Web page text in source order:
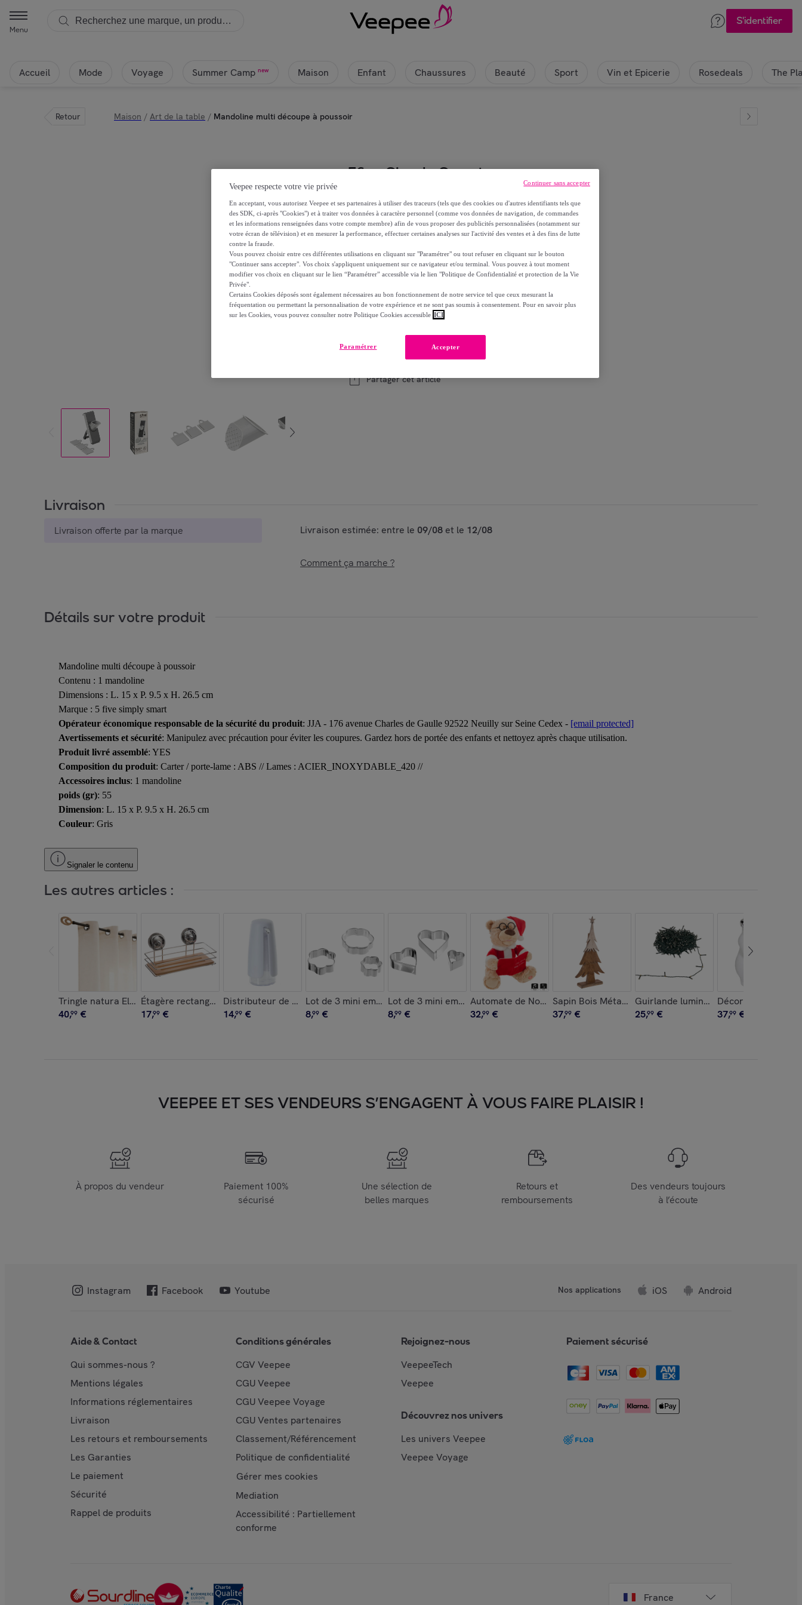
Menu
S'identifier
Accueil Mode Voyage Summer Camp new Maison Enfant Chaussures Beauté Sport Vin et Epicerie Rosedeals The
Retour Maison / Art de la table / Mandoline multi découpe à poussoir
5five Simply Smart
Mandoline multi découpe à poussoir
22,99 €
Modèle : Mandoline multi découpe à poussoir
1 Ajouter au panier
Vendu par Decoration Brands
Partager cet article
Livraison
Livraison offerte par la marque Livraison estimée: entre le 09/08 et le 12/08
Comment ça marche ?
Détails sur votre produit
Mandoline multi découpe à poussoir
Contenu : 1 mandoline
Dimensions : L. 15 x P. 9.5 x H. 26.5 cm
Marque : 5 five simply smart
Opérateur économique responsable de la sécurité du produit: JJA - 176 avenue Charles de Gaulle 92522 Neuilly sur Seine Cedex - [email protected]
Avertissements et sécurité: Manipulez avec précaution pour éviter les coupures. Gardez hors de portée des enfants et nettoyez après chaque utilisation.
Produit livré assemblé: YES
Composition du produit: Carter / porte-lame : ABS // Lames : ACIER_INOXYDABLE_420 //
Accessoires inclus: 1 mandoline
poids (gr): 55
Dimension: L. 15 x P. 9.5 x H. 26.5 cm
Couleur: Gris
Signaler le contenu
Les autres articles :
Tringle natura Elli210-380, noir en métal
40,99 €
Étagère rectangulaire chrome en métal et bambou
17,99 €
Distributeur de Savon Boreal
14,99 €
Lot de 3 mini emporte pièces
8,99 €
Lot de 3 mini emporte pièces
8,99 €
Automate de Noël Ours qui lit
32,99 €
Sapin Bois Métal Piqué
37,99 €
Guirlande lumineuse extérieure
25,99 € 37,99 €
VEEPEE ET SES VENDEURS S’ENGAGENT À VOUS FAIRE PLAISIR !
À propos du vendeur
Paiement 100%
sécurisé
Une sélection de
belles marques
Retours et
remboursements
Des vendeurs toujours
à l’écoute
Instagram Facebook Youtube Nos applications iOS Android
Aide & Contact
Qui sommes-nous ?
Mentions légales
Informations réglementaires
Livraison
Les retours et remboursements
Les Garanties
Le paiement
Sécurité
Rappel de produits
Conditions générales
CGV Veepee
CGU Veepee
CGU Veepee Voyage
CGU Ventes partenaires
Classement/Référencement
Politique de confidentialité
Gérer mes cookies
Mediation
Accessibilité : Partiellement
conforme
Rejoignez-nous
VeepeeTech
Veepee
Découvrez nos univers
Les univers Veepee
Veepee Voyage
Paiement sécurisé
France
Veepee respecte votre vie privée
En acceptant, vous autorisez Veepee et ses partenaires à utiliser des traceurs (tels que des cookies ou d'autres identifiants tels que
des SDK, ci-après "Cookies") et à traiter vos données à caractère personnel (comme vos données de navigation, de commandes
et les informations renseignées dans votre compte membre) afin de vous proposer des publicités personnalisées (notamment sur
votre écran de télévision) et en mesurer la performance, effectuer certaines analyses sur l'activité des ventes et à des fins de lutte
contre la fraude.
Vous pouvez choisir entre ces différentes utilisations en cliquant sur "Paramétrer" ou tout refuser en cliquant sur le bouton
"Continuer sans accepter". Vos choix s'appliquent uniquement sur ce navigateur et/ou terminal. Vous pouvez à tout moment
modifier vos choix en cliquant sur le lien “Paramétrer” accessible via le lien "Politique de Confidentialité et protection de la Vie
Privée".
Certains Cookies déposés sont également nécessaires au bon fonctionnement de notre service tel que ceux mesurant la
fréquentation ou permettant la personnalisation de votre expérience et ne sont pas soumis à consentement. Pour en savoir plus
sur les Cookies, vous pouvez consulter notre Politique Cookies accessible ICI
Accepter
Paramétrer
Continuer sans accepter